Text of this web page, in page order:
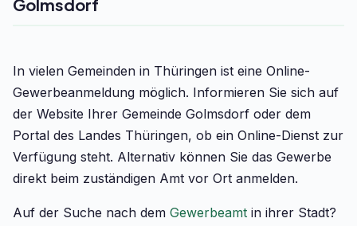
Golmsdorf
In vielen Gemeinden in Thüringen ist eine Online-
Gewerbeanmeldung möglich. Informieren Sie sich auf
der Website Ihrer Gemeinde Golmsdorf oder dem
Portal des Landes Thüringen, ob ein Online-Dienst zur
Verfügung steht. Alternativ können Sie das Gewerbe
direkt beim zuständigen Amt vor Ort anmelden.
Auf der Suche nach dem Gewerbeamt in ihrer Stadt?